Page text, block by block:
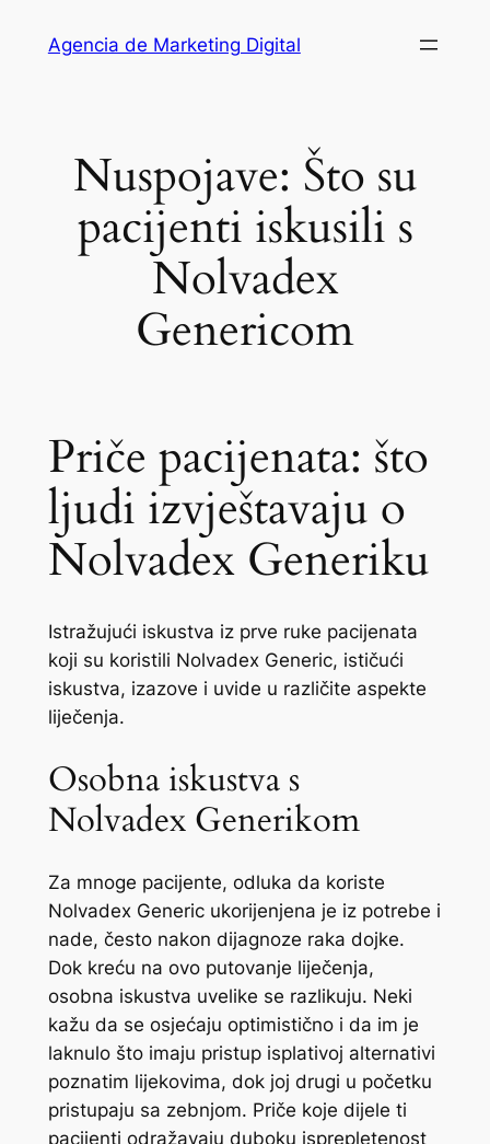
Agencia de Marketing Digital
Nuspojave: Što su
pacijenti iskusili s
Nolvadex
Genericom
Priče pacijenata: što
ljudi izvještavaju o
Nolvadex Generiku
Istražujući iskustva iz prve ruke pacijenata
koji su koristili Nolvadex Generic, ističući
iskustva, izazove i uvide u različite aspekte
liječenja.
Osobna iskustva s
Nolvadex Generikom
Za mnoge pacijente, odluka da koriste
Nolvadex Generic ukorijenjena je iz potrebe i
nade, često nakon dijagnoze raka dojke.
Dok kreću na ovo putovanje liječenja,
osobna iskustva uvelike se razlikuju. Neki
kažu da se osjećaju optimistično i da im je
laknulo što imaju pristup isplativoj alternativi
poznatim lijekovima, dok joj drugi u početku
pristupaju sa zebnjom. Priče koje dijele ti
pacijenti odražavaju duboku isprepletenost